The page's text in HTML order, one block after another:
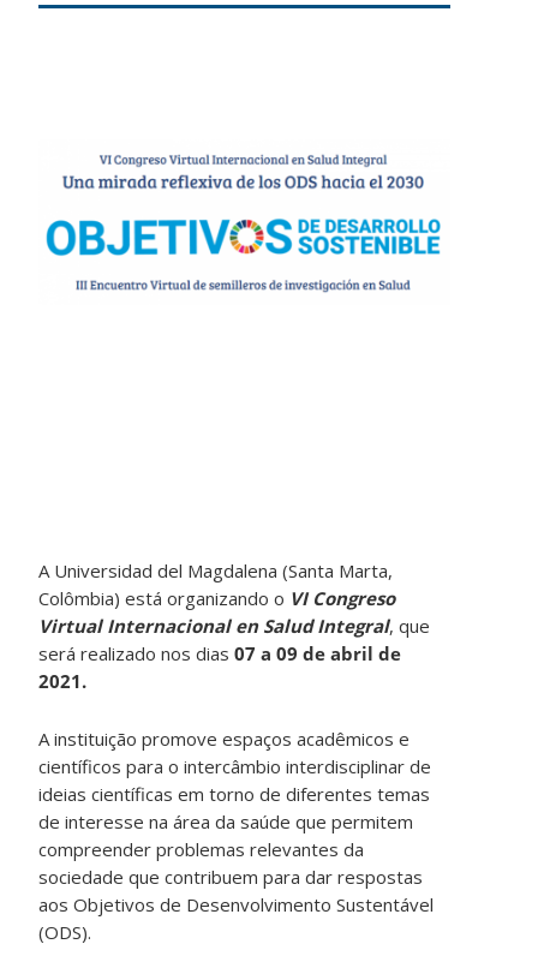
A Universidad del Magdalena (Santa Marta,
Colômbia) está organizando o VI Congreso
Virtual Internacional en Salud Integral, que
será realizado nos dias07 a 09 de abril de
2021.
A instituição promove espaços acadêmicos e
científicos para o intercâmbio interdisciplinar de
ideias científicas em torno de diferentes temas
de interesse na área da saúde que permitem
compreender problemas relevantes da
sociedade que contribuem para dar respostas
aos Objetivos de Desenvolvimento Sustentável
(ODS).